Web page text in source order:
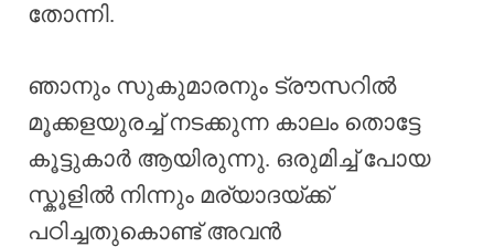
തോന്നി.
ഞാനും സുകുമാരനും ട്രൗസറിൽ
മൂക്കളയുരച്ച് നടക്കുന്ന കാലം തൊട്ടേ
കൂട്ടുകാർ ആയിരുന്നു. ഒരുമിച്ച് പോയ
സ്കൂളിൽ നിന്നും മര്യാദയ്ക്ക്
പഠിച്ചതുകൊണ്ട് അവൻ